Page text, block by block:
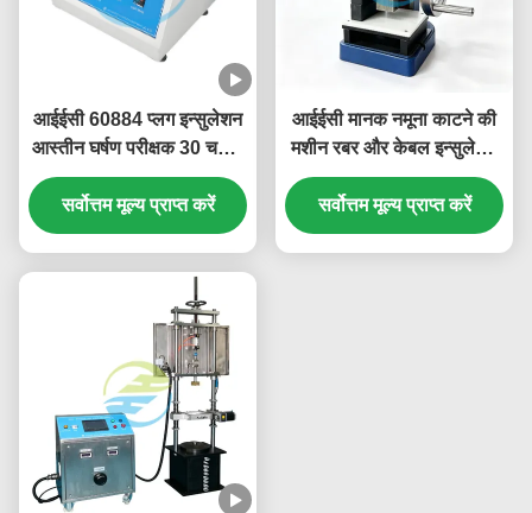
आईईसी 60884 प्लग इन्सुलेशन
आस्तीन घर्षण परीक्षक 30 चक्र/
मिन 9 मिमी स्ट्रोक
सर्वोत्तम मूल्य प्राप्त करें
आईईसी मानक नमूना काटने की
मशीन रबर और केबल इन्सुलेशन
सामग्री परीक्षण के लिए
अनुकूलित डंबेल डाई मोल्ड के
साथ नमूना तैयारी
सर्वोत्तम मूल्य प्राप्त करें